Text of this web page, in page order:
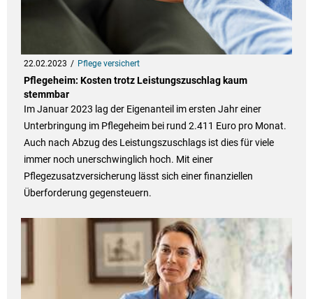
22.02.2023 Pflege versichert
Pflegeheim: Kosten trotz Leistungszuschlag kaum
stemmbar
Im Januar 2023 lag der Eigenanteil im ersten Jahr einer
Unterbringung im Pflegeheim bei rund 2.411 Euro pro Monat.
Auch nach Abzug des Leistungszuschlags ist dies für viele
immer noch unerschwinglich hoch. Mit einer
Pflegezusatzversicherung lässt sich einer finanziellen
Überforderung gegensteuern.